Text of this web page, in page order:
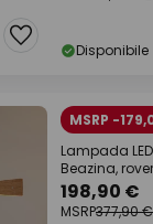
Disponibile
MSRP -
Lampada
Beazina,
198,90 €
MSRP377,90 €